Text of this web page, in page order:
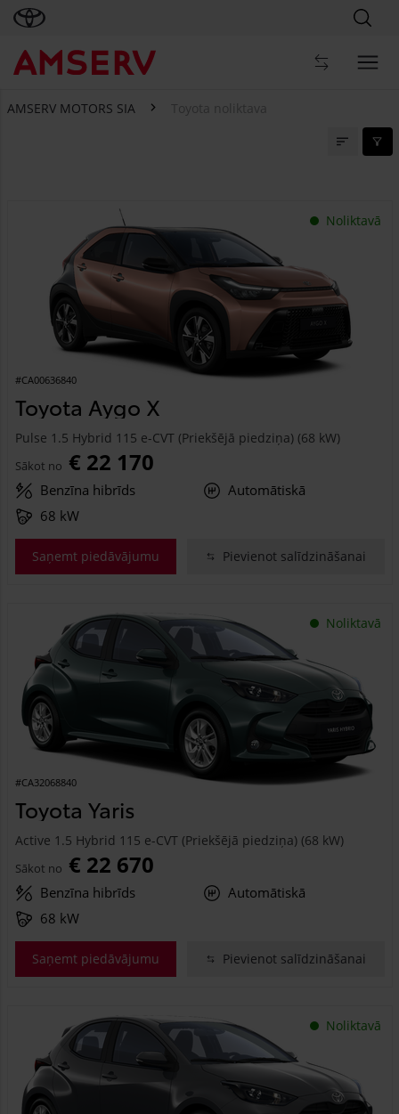
AMSERV MOTORS SIA Toyota noliktava
Noliktavā
#CA00636840
Toyota Aygo X
Pulse 1.5 Hybrid 115 e-CVT (Priekšējā piedziņa) (68 kW)
Sākot no € 22 170
Benzīna hibrīds
Automātiskā
68 kW
Saņemt piedāvājumu Pievienot salīdzināšanai
Noliktavā
#CA32068840
Toyota Yaris
Active 1.5 Hybrid 115 e-CVT (Priekšējā piedziņa) (68 kW)
Sākot no € 22 670
Benzīna hibrīds
Automātiskā
68 kW
Saņemt piedāvājumu Pievienot salīdzināšanai
Noliktavā